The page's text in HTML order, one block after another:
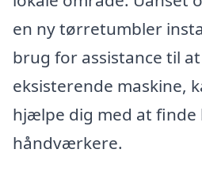
en ny tørretumbler
brug for assistance til
eksisterende maskine,
hjælpe dig med at finde
håndværkere.